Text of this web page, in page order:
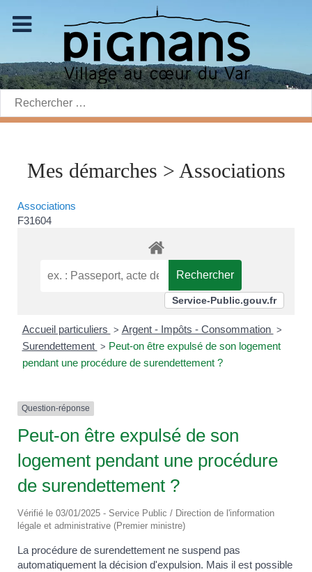
Rechercher:
Mes démarches > Associations
Associations
F31604
Service-Public.gouv.fr
Accueil particuliers > Argent - Impôts - Consommation >
Surendettement > Peut-on être expulsé de son logement
pendant une procédure de surendettement ?
Question-réponse
Peut-on être expulsé de son
logement pendant une procédure
de surendettement ?
Vérifié le 03/01/2025 - Service Public / Direction de l'information
légale et administrative (Premier ministre)
La procédure de surendettement ne suspend pas
automatiquement la décision d'expulsion. Mais il est possible